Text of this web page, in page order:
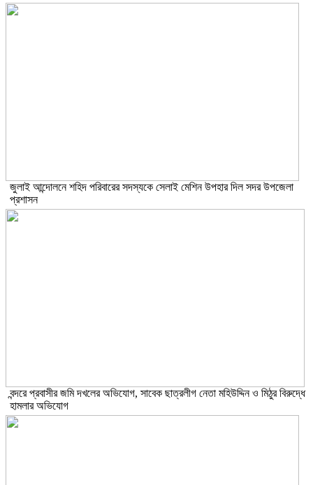
জুলাই আন্দোলনে শহিদ পরিবারের সদস্যকে সেলাই মেশিন উপহার দিল সদর উপজেলা
প্রশাসন
বন্দরে প্রবাসীর জমি দখলের অভিযোগ, সাবেক ছাত্রলীগ নেতা মহিউদ্দিন ও মিঠুর বিরুদ্ধে
হামলার অভিযোগ